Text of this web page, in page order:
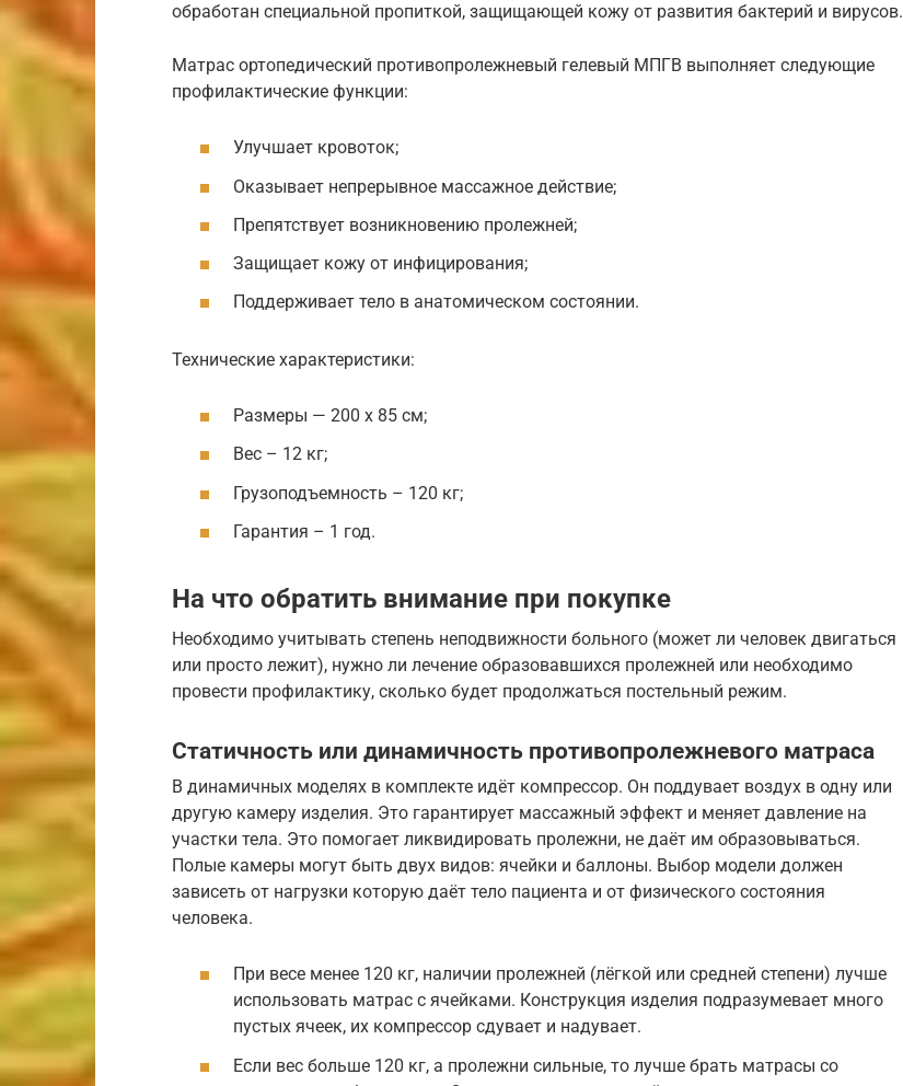
обработан специальной пропиткой, защищающей кожу от развития бактерий и вирусов.
Матрас ортопедический противопролежневый гелевый МПГВ выполняет следующие
профилактические функции:
Улучшает кровоток;
Оказывает непрерывное массажное действие;
Препятствует возникновению пролежней;
Защищает кожу от инфицирования;
Поддерживает тело в анатомическом состоянии.
Технические характеристики:
Размеры — 200 х 85 см;
Вес – 12 кг;
Грузоподъемность – 120 кг;
Гарантия – 1 год.
На что обратить внимание при покупке
Необходимо учитывать степень неподвижности больного (может ли человек двигаться
или просто лежит), нужно ли лечение образовавшихся пролежней или необходимо
провести профилактику, сколько будет продолжаться постельный режим.
Статичность или динамичность противопролежневого матраса
В динамичных моделях в комплекте идёт компрессор. Он поддувает воздух в одну или
другую камеру изделия. Это гарантирует массажный эффект и меняет давление на
участки тела. Это помогает ликвидировать пролежни, не даёт им образовываться.
Полые камеры могут быть двух видов: ячейки и баллоны. Выбор модели должен
зависеть от нагрузки которую даёт тело пациента и от физического состояния
человека.
При весе менее 120 кг, наличии пролежней (лёгкой или средней степени) лучше
использовать матрас с ячейками. Конструкция изделия подразумевает много
пустых ячеек, их компрессор сдувает и надувает.
Если вес больше 120 кг, а пролежни сильные, то лучше брать матрасы со